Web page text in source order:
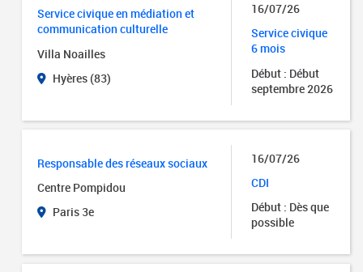
Service civique en médiation et
communication culturelle
Villa Noailles
Hyères (83)
16/07/26
Service civique
6 mois
Début : Début
septembre 2026
Responsable des réseaux sociaux
Centre Pompidou
Paris 3e
16/07/26
CDI
Début : Dès que
possible